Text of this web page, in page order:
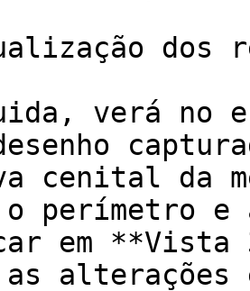
dos
verá no
cenital da
o perímetro e
em **Vista